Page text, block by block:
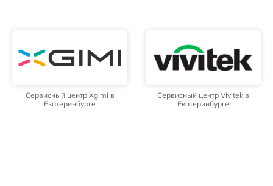
Сервисный центр Xgimi в
Екатеринбурге
Сервисный центр Vivitek в
Екатеринбурге